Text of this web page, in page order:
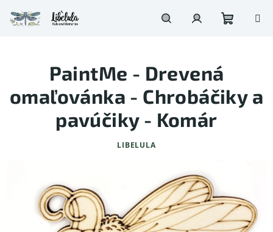
na
obsah
PaintMe - Drevená
omaľovánka - Chrobáčiky a
pavúčiky - Komár
LIBELULA